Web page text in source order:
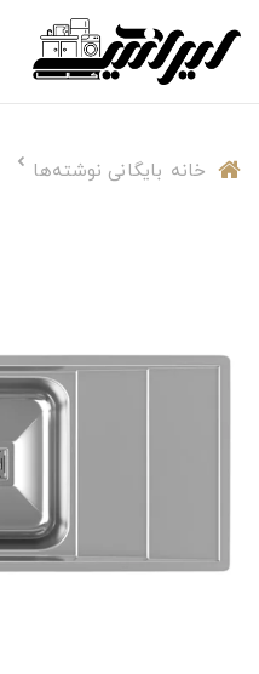
خانه بایگانی نوشته‌ها